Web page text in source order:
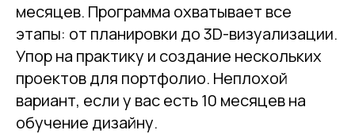
месяцев. Программа охватывает все
этапы: от планировки до 3D-визуализации.
Упор на практику и создание нескольких
проектов для портфолио. Неплохой
вариант, если у вас есть 10 месяцев на
обучение дизайну.